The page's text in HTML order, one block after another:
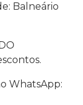
Balneário
WhatsApp: